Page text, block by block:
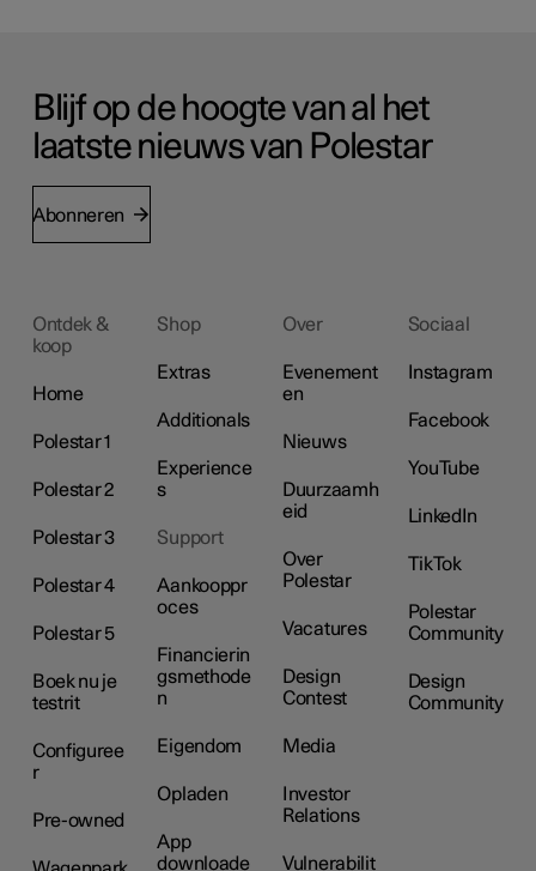
Blijf op de hoogte van al het
laatste nieuws van Polestar
Abonneren
Ontdek &
koop
Home
Polestar 1
Polestar 2
Polestar 3
Polestar 4
Polestar 5
Boek nu je
testrit
Configuree
r
Pre-owned
Shop
Extras
Additionals
Experience
s
Support
Aankooppr
oces
Financierin
gsmethode
n
Eigendom
Opladen
App
downloade
Over
Evenement
en
Nieuws
Duurzaamh
eid
Over
Polestar
Vacatures
Design
Contest
Media
Investor
Relations
Vulnerabilit
Sociaal
Instagram
Facebook
YouTube
LinkedIn
TikTok
Polestar
Community
Design
Community